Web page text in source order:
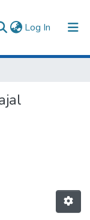
Log In (current)